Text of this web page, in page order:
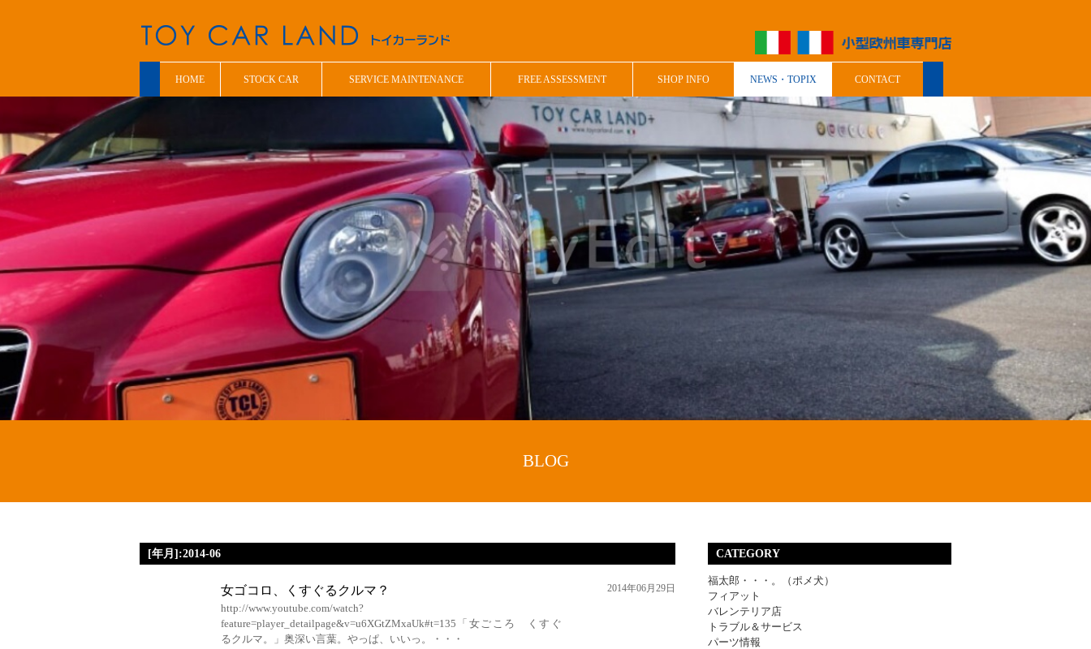
HOME STOCK CAR SERVICE MAINTENANCE FREE ASSESSMENT SHOP INFO NEWS・TOPIX CONTACT
BLOG
[年月]:2014-06
女ゴコロ、くすぐるクルマ？
http://www.youtube.com/watch?
feature=player_detailpage&v=u6XGtZMxaUk#t=135「女ごころ くすぐ
るクルマ。」奥深い言葉。やっぱ、いいっ。・・・
2014年06月29日
CATEGORY
福太郎・・・。（ポメ犬）
フィアット
バレンテリア店
トラブル＆サービス
パーツ情報